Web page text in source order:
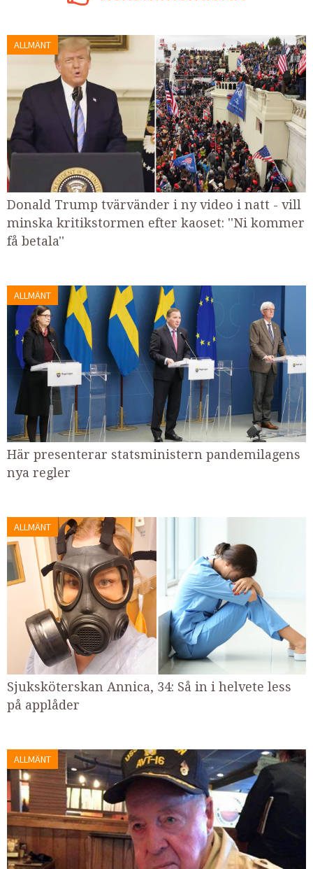
ALLMÄNT
Donald Trump tvärvänder i ny video i natt - vill
minska kritikstormen efter kaoset: ''Ni kommer
få betala''
ALLMÄNT
Här presenterar statsministern pandemilagens
nya regler
ALLMÄNT
Sjuksköterskan Annica, 34: Så in i helvete less
på applåder
ALLMÄNT